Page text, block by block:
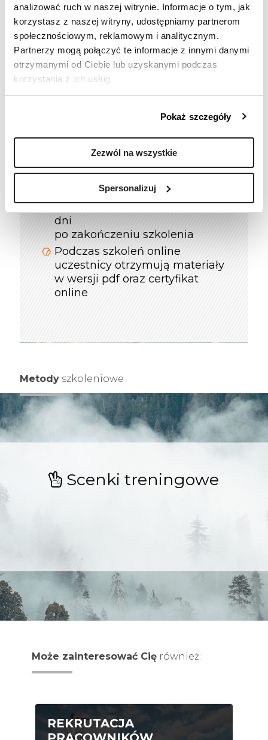
analizować ruch w naszej witrynie. Informacje o tym, jak
korzystasz z naszej witryny, udostępniamy partnerom
społecznościowym, reklamowym i analitycznym.
Partnerzy mogą połączyć te informacje z innymi danymi
otrzymanymi od Ciebie lub uzyskanymi podczas
korzystania z ich usług.
Pokaż szczegóły
Zezwól na wszystkie
Spersonalizuj
Podczas spotkań online
korzystamy z takich narzędzi
jak: Mentimeter, Miro, Mural,
Padlet, Jambord
Instrukcja logowania i pomoc
naszego helpdesku
online do dyspozycji
który dba o jakość szkolenia
Pigułki wiedzy i inne materiały
dodatkowe
Zadania poszkoleniowe
E-mentoring z trenerem do 60
dni
po zakończeniu szkolenia
Podczas szkoleń online
uczestnicy otrzymują materiały
w wersji pdf oraz certyfikat
online
Metody szkoleniowe
Scenki treningowe
Może zainteresować Cię również:
REKRUTACJA